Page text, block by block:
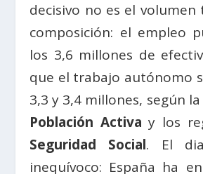
decisivo no es el
composición: el empleo
los 3,6 millones de
que el trabajo autónomo
3,3 y 3,4 millones, según la
Población Activa y los
Seguridad Social. El
inequívoco: España ha